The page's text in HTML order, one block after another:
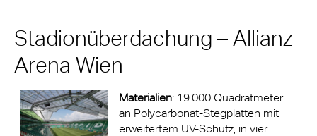
Stadionüberdachung – Allianz
Arena Wien
Materialien: 19.000 Quadratmeter
an Polycarbonat-Stegplatten mit
erweitertem UV-Schutz, in vier